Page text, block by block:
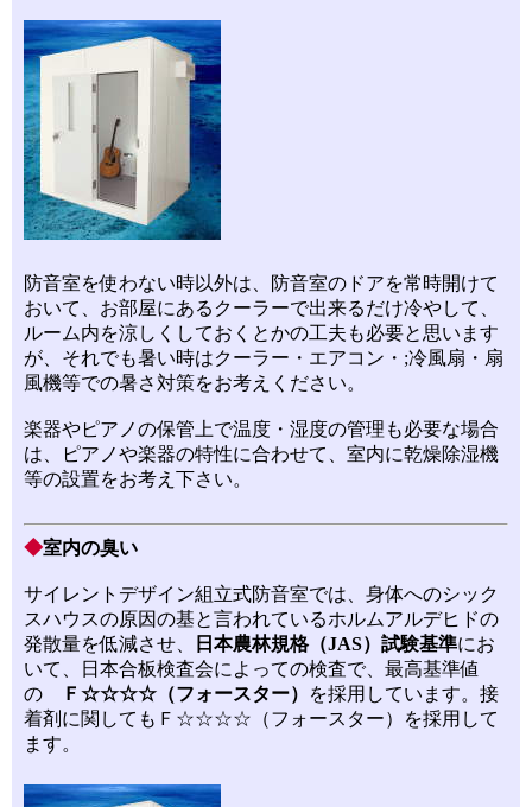
防音室を使わない時以外は、防音室のドアを常時開けて
おいて、お部屋にあるクーラーで出来るだけ冷やして、
ルーム内を涼しくしておくとかの工夫も必要と思います
が、それでも暑い時はクーラー・エアコン・;冷風扇・扇
風機等での暑さ対策をお考えください。
楽器やピアノの保管上で温度・湿度の管理も必要な場合
は、ピアノや楽器の特性に合わせて、室内に乾燥除湿機
等の設置をお考え下さい。
◆室内の臭い
サイレントデザイン組立式防音室では、身体へのシック
スハウスの原因の基と言われているホルムアルデヒドの
発散量を低減させ、
日本農林規格（JAS）試験基準にお
いて、日本合板検査会によっての検査で、最高基準値
の
Ｆ☆☆☆☆（フォースター）
を採用しています。接
着剤に関してもＦ☆☆☆☆（フォースター）を採用して
ます。